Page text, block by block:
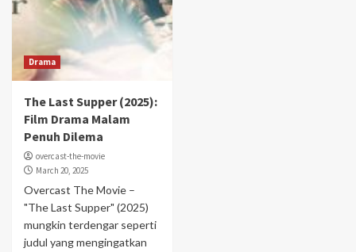
Drama
The Last Supper (2025):
Film Drama Malam
Penuh Dilema
overcast-the-movie
March 20, 2025
Overcast The Movie –
"The Last Supper" (2025)
mungkin terdengar seperti
judul yang mengingatkan